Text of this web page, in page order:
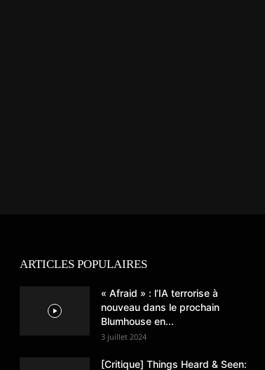
ARTICLES POPULAIRES
« Afraid » : l’IA terrorise à
nouveau dans le prochain
Blumhouse en...
3 juillet 2024
[Critique] Things Heard & Seen: